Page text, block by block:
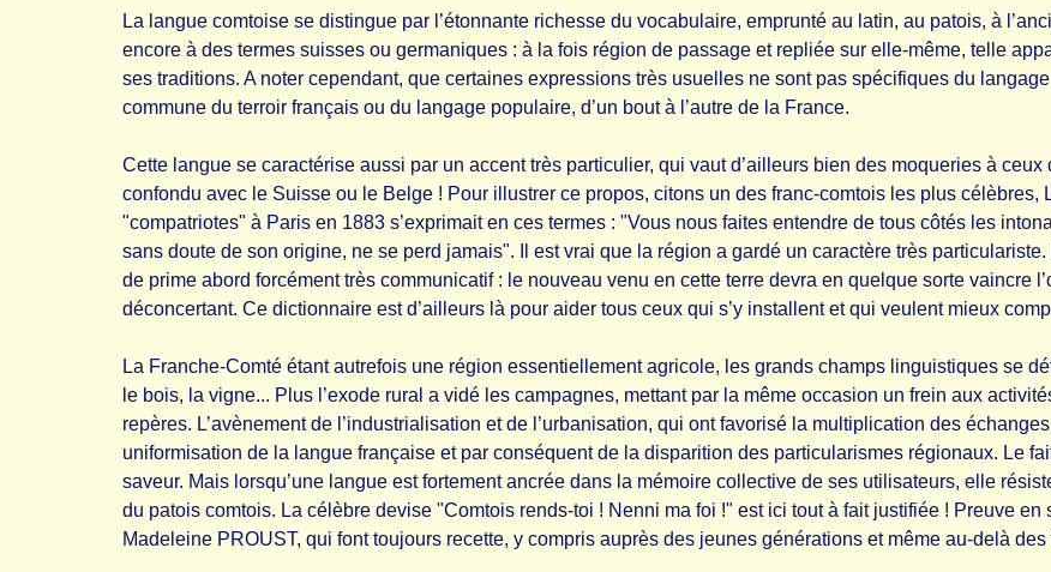
La langue comtoise se distingue par l’étonnante richesse du vocabulaire, emprunté au latin, au patois, à
encore à des termes suisses ou germaniques : à la fois région de passage et repliée sur elle-même, telle
ses traditions. A noter cependant, que certaines expressions très usuelles ne sont pas spécifiques du
commune du terroir français ou du langage populaire, d’un bout à l’autre de la France.
Cette langue se caractérise aussi par un accent très particulier, qui vaut d’ailleurs bien des moqueries à
confondu avec le Suisse ou le Belge ! Pour illustrer ce propos, citons un des franc-comtois les plus
"compatriotes" à Paris en 1883 s’exprimait en ces termes : "Vous nous faites entendre de tous côtés les
sans doute de son origine, ne se perd jamais". Il est vrai que la région a gardé un caractère très
de prime abord forcément très communicatif : le nouveau venu en cette terre devra en quelque sorte vaincre
déconcertant. Ce dictionnaire est d’ailleurs là pour aider tous ceux qui s’y installent et qui veulent mieux
La Franche-Comté étant autrefois une région essentiellement agricole, les grands champs linguistiques se
le bois, la vigne... Plus l’exode rural a vidé les campagnes, mettant par la même occasion un frein aux
repères. L’avènement de l’industrialisation et de l’urbanisation, qui ont favorisé la multiplication des
uniformisation de la langue française et par conséquent de la disparition des particularismes régionaux. Le
saveur. Mais lorsqu’une langue est fortement ancrée dans la mémoire collective de ses utilisateurs, elle
du patois comtois. La célèbre devise "Comtois rends-toi ! Nenni ma foi !" est ici tout à fait justifiée ! Preuve
Madeleine PROUST, qui font toujours recette, y compris auprès des jeunes générations et même au-delà